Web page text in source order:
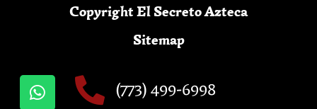
Copyright El Secreto Azteca
Sitemap
(773) 499-6998